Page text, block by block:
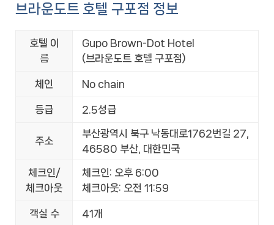
브라운도트 호텔 구포점 정보
호텔 이
름
Gupo Brown-Dot Hotel
(브라운도트 호텔 구포점)
체인 No chain
등급 2.5성급
주소
부산광역시 북구 낙동대로1762번길 27,
46580 부산, 대한민국
체크인/
체크아웃
체크인: 오후 6:00
체크아웃: 오전 11:59
객실 수 41개